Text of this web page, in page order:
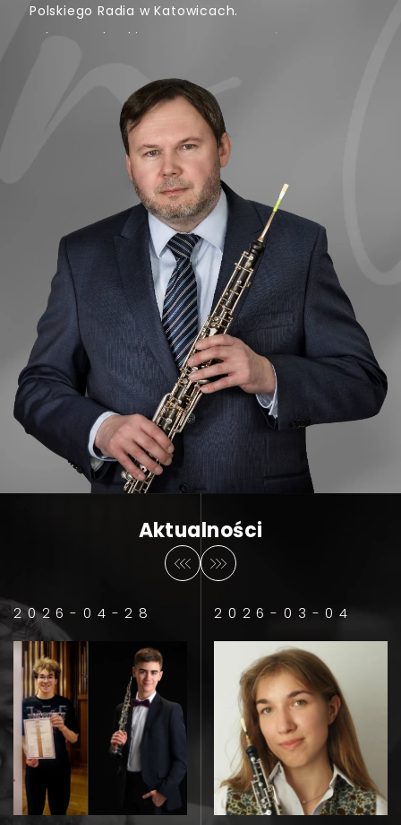
Polskiego Radia w Katowicach.
Jako muzyk orkiestrowy występowałem
m.in.: Filharmonia Narodowa w Warszawie,
Filharmonia Krakowska, Polska Filharmonia
Kameralna, Sinfonietta Cracovia, AUKSO, pod
batutą takich mistrzów jak: Marin Alsop,
Lawrence Foster, Esa-Pekka Salonen, Charles
Dutoit, Simone Young, Gabriel Chmura,
Christian Eschenbach, Lorin Maazel, Jerzy
Semkow, Krzysztof Penderecki.
Prowadzę bogatą działalność zarówno
solową jak i kameralną. Można mnie usłyszeć
w bardzo różnorodnych formacjach
zespołowych, prezentujących szeroki
wachlarz repertuarowy (między innymi
w ramach cyklu NOSPR kameralnie). Jako
solista dokonałem nagrania koncertu
Stanisława Skrowaczewskiego dla Medici.tv
oraz brałem udział w festiwalach
muzycznych takich jak: Warszawska Jesień,
Nordsee, Schwetzinger Festspiele.
Dokonałem także wielu archiwalnych nagrań
płytowych, radiowych i telewizyjnych.
Jestem równolegle związany z Akademią
Muzyczną w Katowicach, gdzie pracuję na
stanowisku profesora prowadząc klasę oboju.
Moi studenci oraz uczniowie zdobywają laury
na konkursach ogólnopolskich
i międzynarodowych. Jestem wykładowcą
kursów mistrzowskich, a także zasiadam
Aktualności
2026-04-28 2026-03-04